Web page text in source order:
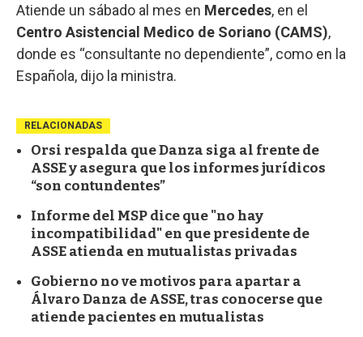
Atiende un sábado al mes en Mercedes, en el
Centro Asistencial Medico de Soriano (CAMS),
donde es “consultante no dependiente”, como en la
Española, dijo la ministra.
RELACIONADAS
Orsi respalda que Danza siga al frente de
ASSE y asegura que los informes jurídicos
“son contundentes”
Informe del MSP dice que "no hay
incompatibilidad" en que presidente de
ASSE atienda en mutualistas privadas
Gobierno no ve motivos para apartar a
Álvaro Danza de ASSE, tras conocerse que
atiende pacientes en mutualistas